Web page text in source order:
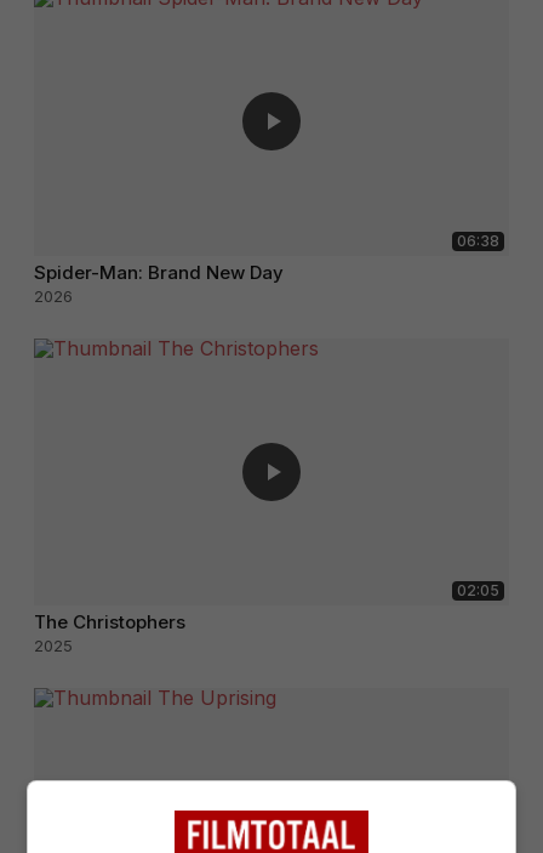
06:38
Spider-Man: Brand New Day
2026
02:05
The Christophers
2025